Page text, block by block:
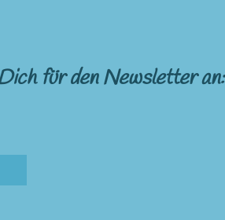
für den Newsletter an: